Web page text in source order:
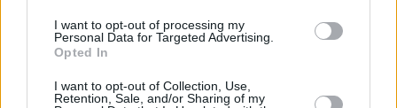
I want to opt-out of processing my
Personal Data for Targeted Advertising.
Opted In
I want to opt-out of Collection, Use,
Retention, Sale, and/or Sharing of my